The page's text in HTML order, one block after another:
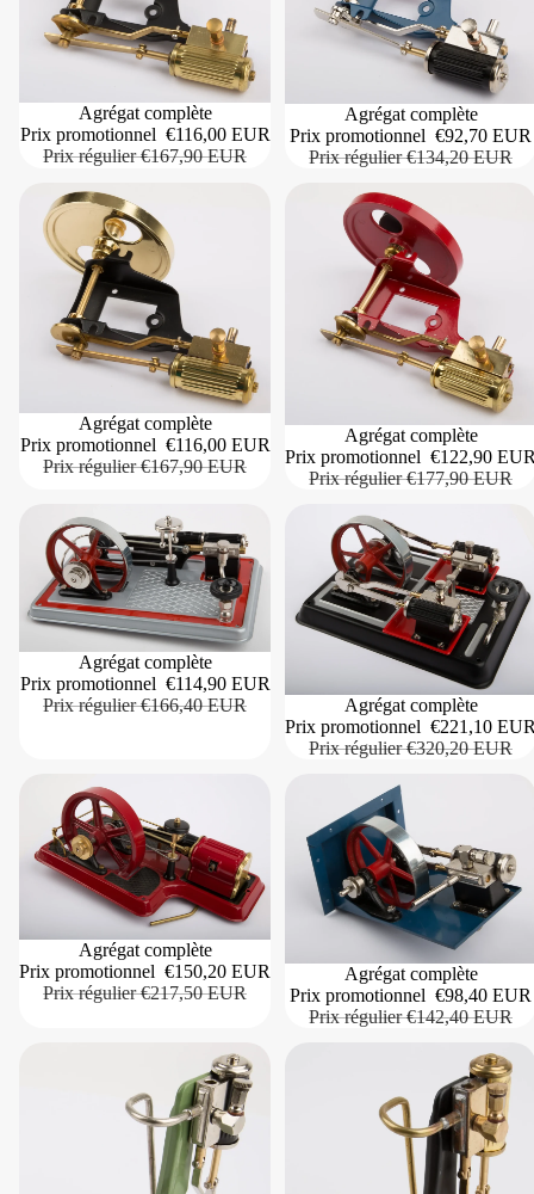
Agrégat complète
Prix promotionnel €116,00 EUR
Prix régulier€167,90 EUR
Agrégat complète
Prix promotionnel €92,70 EUR
Prix régulier€134,20 EUR
Agrégat complète
Prix promotionnel €116,00 EUR
Prix régulier€167,90 EUR
Agrégat complète
Prix promotionnel €122,90
Prix régulier€177,90 EUR
Agrégat complète
Prix promotionnel €114,90 EUR
Prix régulier€166,40 EUR
Agrégat complète
Prix promotionnel €221,10
Prix régulier€320,20 EUR
Agrégat complète
Prix promotionnel €150,20 EUR
Prix régulier€217,50 EUR
Agrégat complète
Prix promotionnel €98,40 EUR
Prix régulier€142,40 EUR